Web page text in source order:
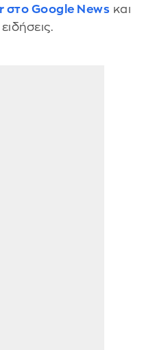
στο Google News και